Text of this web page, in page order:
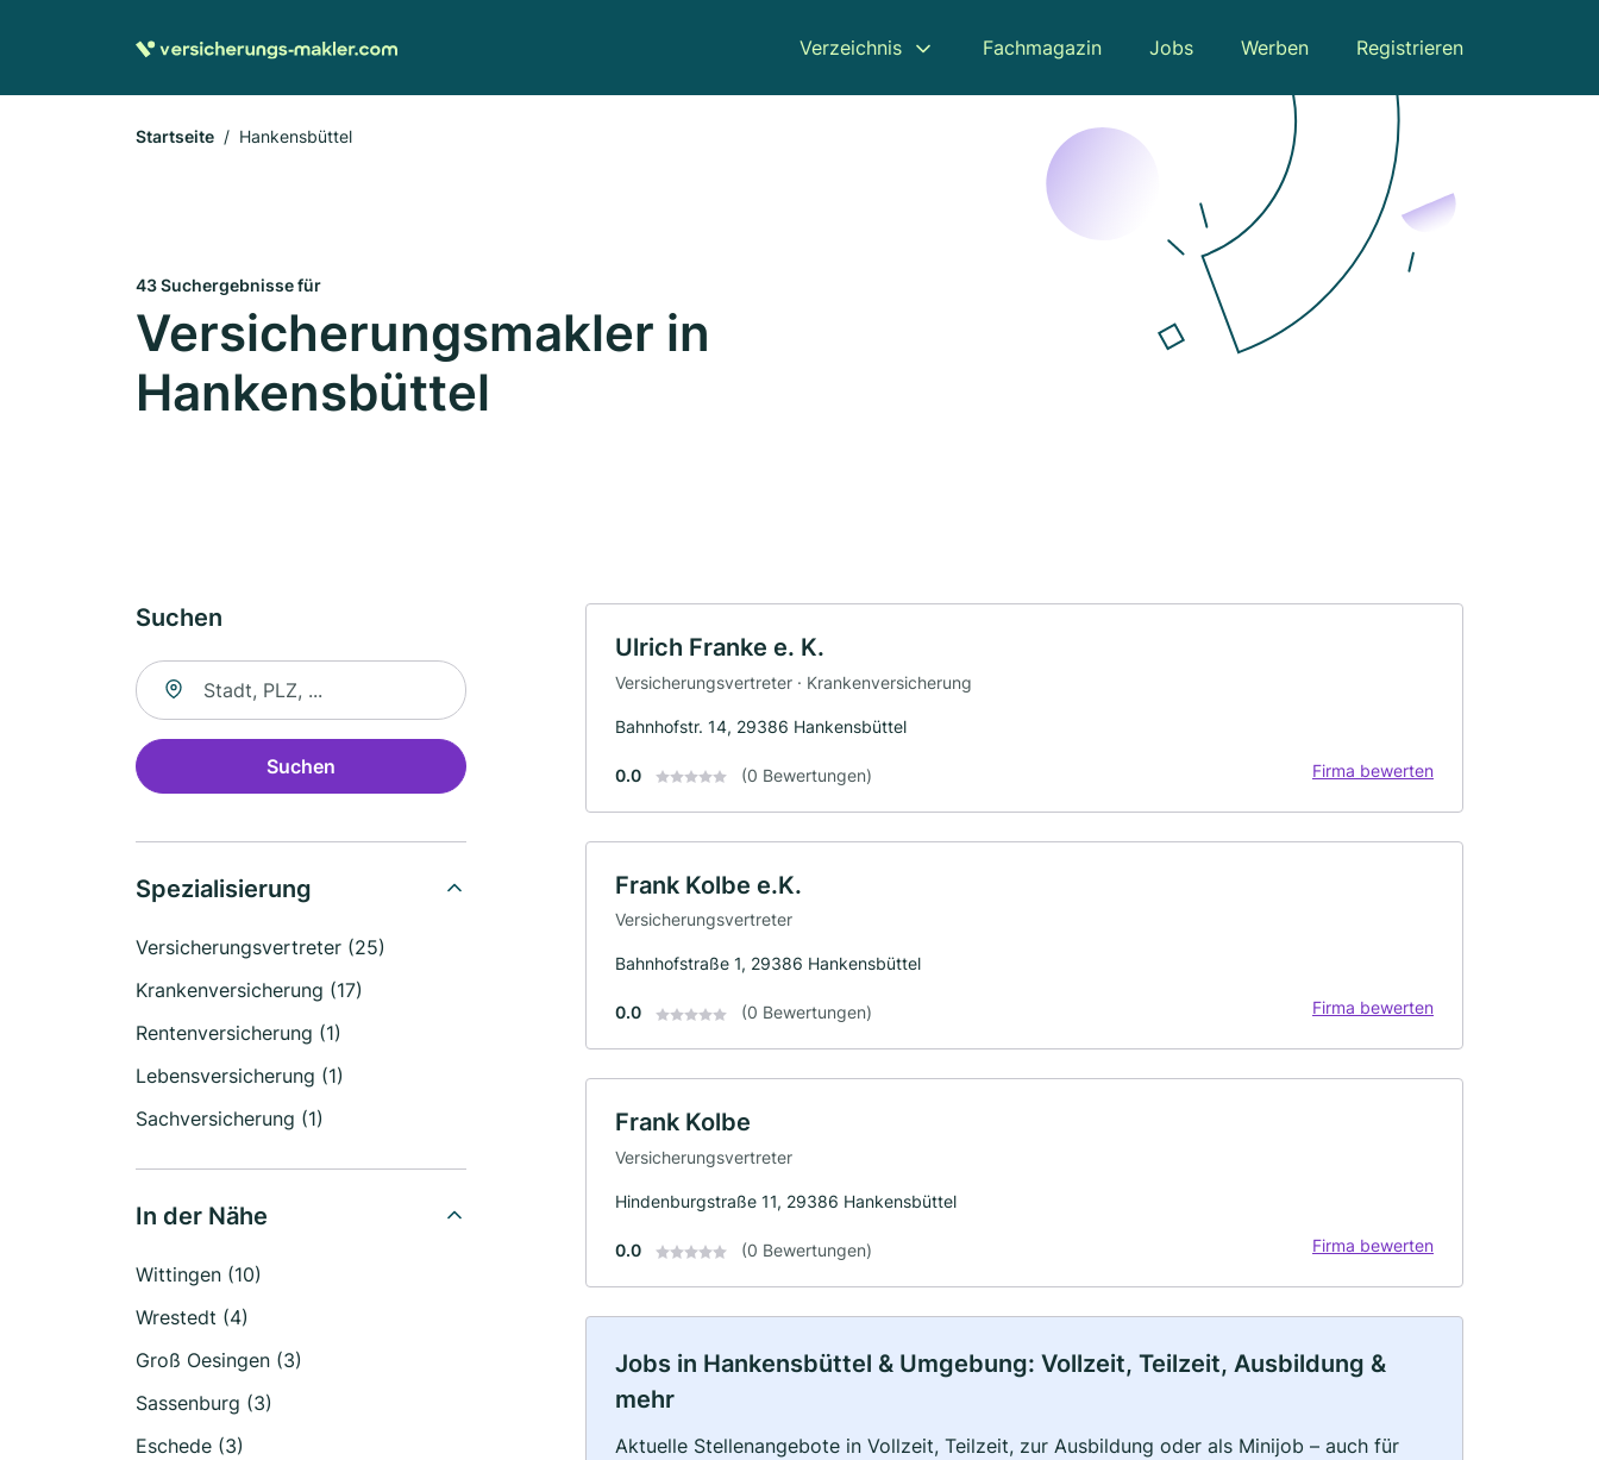
Verzeichnis Fachmagazin Jobs Werben Registrieren
Startseite Hankensbüttel
43 Suchergebnisse für
Versicherungsmakler in
Hankensbüttel
Suchen
Suche nach Ort
Suchen
Spezialisierung
Versicherungsvertreter (25)
Krankenversicherung (17)
Rentenversicherung (1)
Lebensversicherung (1)
Sachversicherung (1)
In der Nähe
Wittingen (10)
Wrestedt (4)
Groß Oesingen (3)
Sassenburg (3)
Eschede (3)
Ulrich Franke e. K.
Versicherungsvertreter · Krankenversicherung
Bahnhofstr. 14, 29386 Hankensbüttel
0.0 (0 Bewertungen) Firma bewerten
Frank Kolbe e.K.
Versicherungsvertreter
Bahnhofstraße 1, 29386 Hankensbüttel
0.0 (0 Bewertungen) Firma bewerten
Frank Kolbe
Versicherungsvertreter
Hindenburgstraße 11, 29386 Hankensbüttel
0.0 (0 Bewertungen) Firma bewerten
Jobs in Hankensbüttel & Umgebung: Vollzeit, Teilzeit, Ausbildung &
mehr
Aktuelle Stellenangebote in Vollzeit, Teilzeit, zur Ausbildung oder als Minijob – auch für